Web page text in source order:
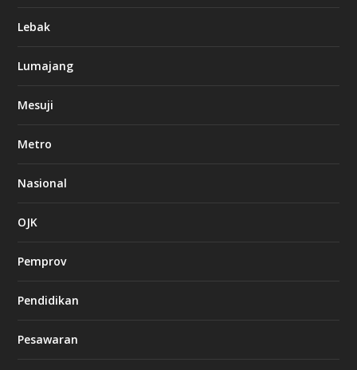
Lebak
Lumajang
Mesuji
Metro
Nasional
OJK
Pemprov
Pendidikan
Pesawaran